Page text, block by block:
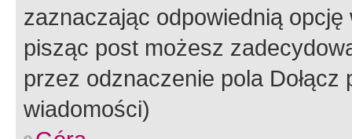
zaznaczając odpowiednią
pisząc post możesz
przez odznaczenie pola
wiadomości)